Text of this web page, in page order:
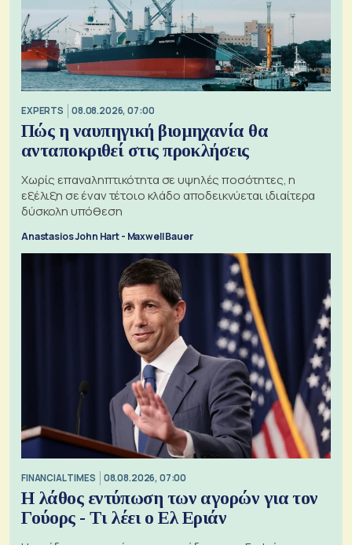
EXPERTS 08.08.2026, 07:00
Πώς η ναυπηγική βιομηχανία θα
ανταποκριθεί στις προκλήσεις
Χωρίς επαναληπτικότητα σε υψηλές ποσότητες, η
εξέλιξη σε έναν τέτοιο κλάδο αποδεικνύεται ιδιαίτερα
δύσκολη υπόθεση
Anastasios John Hart - Maxwell Bauer
FINANCIAL TIMES 08.08.2026, 07:00
Η λάθος εντύπωση των αγορών για τον
Γούορς - Τι λέει ο Ελ Εριάν